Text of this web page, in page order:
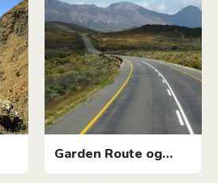
Garden Route og
omegn